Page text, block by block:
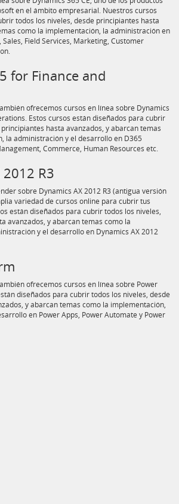
en el ámbito empresarial. Nuestros cursos
todos los niveles, desde principiantes hasta
como la implementación, la administración en
Field Services, Marketing, Customer
for Finance and
ofrecemos cursos en línea sobre Dynamics
Estos cursos están diseñados para cubrir
hasta avanzados, y abarcan temas
la administración y el desarrollo en D365
Commerce, Human Resources etc.
R3
sobre Dynamics AX 2012 R3 (antigua versión
variedad de cursos online para cubrir tus
están diseñados para cubrir todos los niveles,
avanzados, y abarcan temas como la
y el desarrollo en Dynamics AX 2012
ofrecemos cursos en línea sobre Power
diseñados para cubrir todos los niveles, desde
y abarcan temas como la implementación,
en Power Apps, Power Automate y Power